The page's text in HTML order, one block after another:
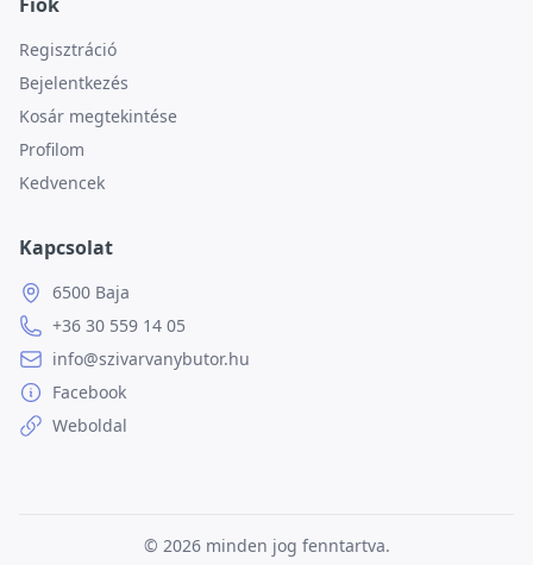
Regisztráció
Bejelentkezés
Kosár megtekintése
Profilom
Kedvencek
Kapcsolat
6500 Baja
+36 30 559 14 05
info@szivarvanybutor.hu
Facebook
Weboldal
© 2026 minden jog fenntartva.